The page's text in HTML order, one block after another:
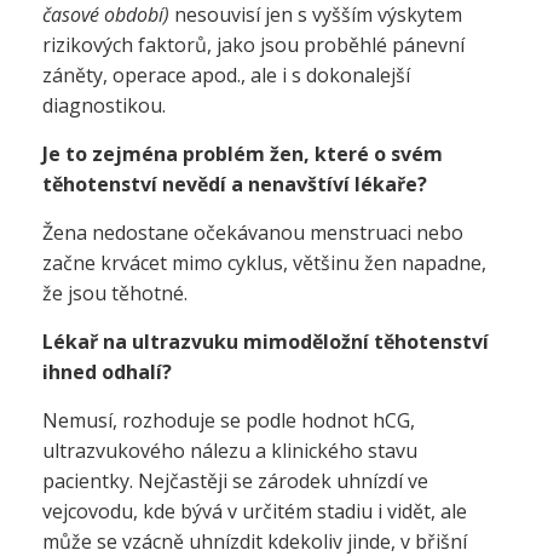
časové období) nesouvisí jen s vyšším výskytem
rizikových faktorů, jako jsou proběhlé pánevní
záněty, operace apod., ale i s dokonalejší
diagnostikou.
Je to zejména problém žen, které o svém
těhotenství nevědí a nenavštíví lékaře?
Žena nedostane očekávanou menstruaci nebo
začne krvácet mimo cyklus, většinu žen napadne,
že jsou těhotné.
Lékař na ultrazvuku mimoděložní těhotenství
ihned odhalí?
Nemusí, rozhoduje se podle hodnot hCG,
ultrazvukového nálezu a klinického stavu
pacientky. Nejčastěji se zárodek uhnízdí ve
vejcovodu, kde bývá v určitém stadiu i vidět, ale
může se vzácně uhnízdit kdekoliv jinde, v břišní